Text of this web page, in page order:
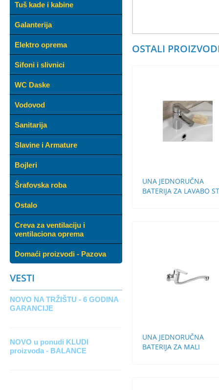
Tuš kade i kabine
Galanterija
Elektro oprema
Sifoni i slivnici
WC Daske
Vodovod
Sanitarija
Slavine i Armature
Bojleri
Šrafovska roba
Ostalo
Creva za ventilaciju i
ventilaciona oprema
Domaći proizvodi - Pazova
VESTI
NOVO NA TRŽIŠTU - 6 GODINA
GARANCIJE
NOVO u ponudi KLUDI
proizvoda - BALANCE
OSTALI
UNA JEDNORUČNA
BATERIJA ZA LAVABO
UNA JEDNORUČNA
BATERIJA ZA MALI